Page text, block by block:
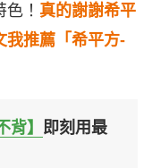
！ 真的謝謝希平
我推薦「希平方-
背】 即刻用最